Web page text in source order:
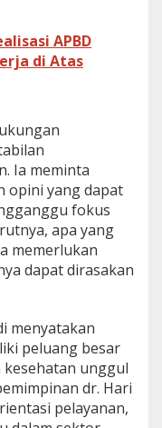
APBD
di Atas
Ia meminta
opini yang dapat
fokus
apa yang
memerlukan
dapat dirasakan
menyatakan
peluang besar
kesehatan unggul
dr. Hari
pelayanan,